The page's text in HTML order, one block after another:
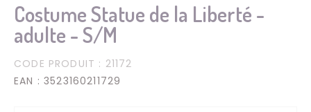
Costume Statue de la Liberté -
adulte - S/M
CODE PRODUIT : 21172
EAN : 3523160211729